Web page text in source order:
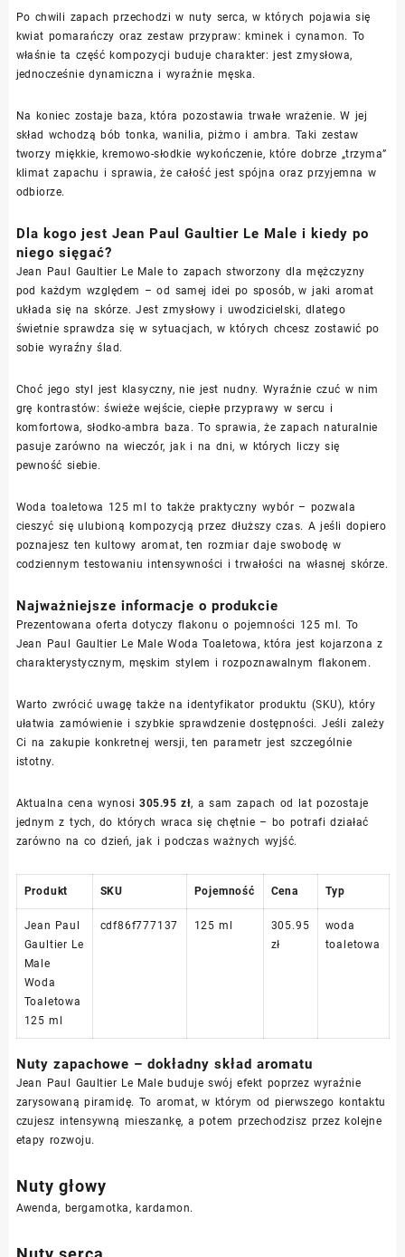
Po chwili zapach przechodzi w nuty serca, w których pojawia się
kwiat pomarańczy oraz zestaw przypraw: kminek i cynamon. To
właśnie ta część kompozycji buduje charakter: jest zmysłowa,
jednocześnie dynamiczna i wyraźnie męska.
Na koniec zostaje baza, która pozostawia trwałe wrażenie. W jej
skład wchodzą bób tonka, wanilia, piżmo i ambra. Taki zestaw
tworzy miękkie, kremowo-słodkie wykończenie, które dobrze „trzyma”
klimat zapachu i sprawia, że całość jest spójna oraz przyjemna w
odbiorze.
Dla kogo jest Jean Paul Gaultier Le Male i kiedy po
niego sięgać?
Jean Paul Gaultier Le Male to zapach stworzony dla mężczyzny
pod każdym względem – od samej idei po sposób, w jaki aromat
układa się na skórze. Jest zmysłowy i uwodzicielski, dlatego
świetnie sprawdza się w sytuacjach, w których chcesz zostawić po
sobie wyraźny ślad.
Choć jego styl jest klasyczny, nie jest nudny. Wyraźnie czuć w nim
grę kontrastów: świeże wejście, ciepłe przyprawy w sercu i
komfortowa, słodko-ambra baza. To sprawia, że zapach naturalnie
pasuje zarówno na wieczór, jak i na dni, w których liczy się
pewność siebie.
Woda toaletowa 125 ml to także praktyczny wybór – pozwala
cieszyć się ulubioną kompozycją przez dłuższy czas. A jeśli dopiero
poznajesz ten kultowy aromat, ten rozmiar daje swobodę w
codziennym testowaniu intensywności i trwałości na własnej skórze.
Najważniejsze informacje o produkcie
Prezentowana oferta dotyczy flakonu o pojemności 125 ml. To
Jean Paul Gaultier Le Male Woda Toaletowa, która jest kojarzona z
charakterystycznym, męskim stylem i rozpoznawalnym flakonem.
Warto zwrócić uwagę także na identyfikator produktu (SKU), który
ułatwia zamówienie i szybkie sprawdzenie dostępności. Jeśli zależy
Ci na zakupie konkretnej wersji, ten parametr jest szczególnie
istotny.
Aktualna cena wynosi305.95 zł, a sam zapach od lat pozostaje
jednym z tych, do których wraca się chętnie – bo potrafi działać
zarówno na co dzień, jak i podczas ważnych wyjść.
Produkt SKU Pojemność Cena Typ
Jean Paul
Gaultier Le
Male
Woda
Toaletowa
125 ml
cdf86f777137 125 ml
305.95
zł
woda
toaletowa
Nuty zapachowe – dokładny skład aromatu
Jean Paul Gaultier Le Male buduje swój efekt poprzez wyraźnie
zarysowaną piramidę. To aromat, w którym od pierwszego kontaktu
czujesz intensywną mieszankę, a potem przechodzisz przez kolejne
etapy rozwoju.
Nuty głowy
Awenda, bergamotka, kardamon.